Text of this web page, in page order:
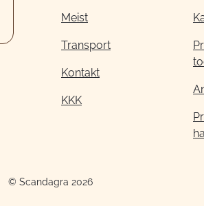
Meist
Transport
Kontakt
KKK
© Scandagra 2026